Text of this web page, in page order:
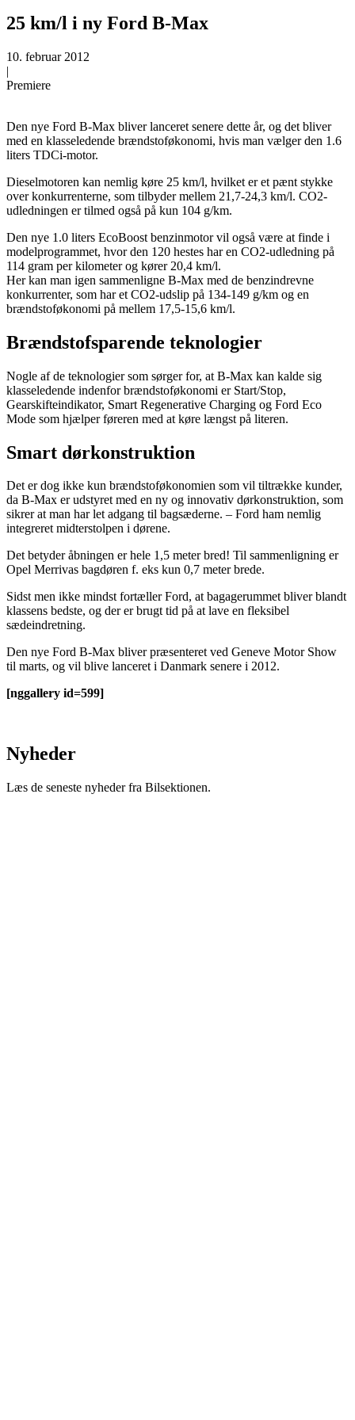
25 km/l i ny Ford B-Max
10. februar 2012
|
Premiere
Den nye Ford B-Max bliver lanceret senere dette år, og det bliver
med en klasseledende brændstoføkonomi, hvis man vælger den 1.6
liters TDCi-motor.
Dieselmotoren kan nemlig køre 25 km/l, hvilket er et pænt stykke
over konkurrenterne, som tilbyder mellem 21,7-24,3 km/l. CO2-
udledningen er tilmed også på kun 104 g/km.
Den nye 1.0 liters EcoBoost benzinmotor vil også være at finde i
modelprogrammet, hvor den 120 hestes har en CO2-udledning på
114 gram per kilometer og kører 20,4 km/l.
Her kan man igen sammenligne B-Max med de benzindrevne
konkurrenter, som har et CO2-udslip på 134-149 g/km og en
brændstoføkonomi på mellem 17,5-15,6 km/l.
Brændstofsparende teknologier
Nogle af de teknologier som sørger for, at B-Max kan kalde sig
klasseledende indenfor brændstoføkonomi er Start/Stop,
Gearskifteindikator, Smart Regenerative Charging og Ford Eco
Mode som hjælper føreren med at køre længst på literen.
Smart dørkonstruktion
Det er dog ikke kun brændstoføkonomien som vil tiltrække kunder,
da B-Max er udstyret med en ny og innovativ dørkonstruktion, som
sikrer at man har let adgang til bagsæderne. – Ford ham nemlig
integreret midterstolpen i dørene.
Det betyder åbningen er hele 1,5 meter bred! Til sammenligning er
Opel Merrivas bagdøren f. eks kun 0,7 meter brede.
Sidst men ikke mindst fortæller Ford, at bagagerummet bliver blandt
klassens bedste, og der er brugt tid på at lave en fleksibel
sædeindretning.
Den nye Ford B-Max bliver præsenteret ved Geneve Motor Show
til marts, og vil blive lanceret i Danmark senere i 2012.
[nggallery id=599]
Nyheder
Læs de seneste nyheder fra Bilsektionen.